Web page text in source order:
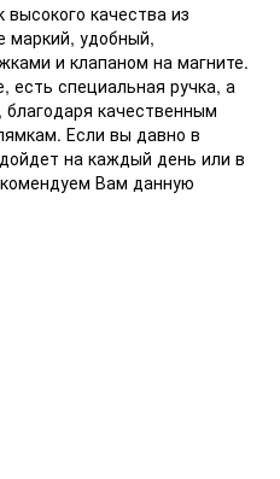
качества из
маркий, удобный,
и клапаном на магните.
есть специальная ручка, а
качественным
Если вы давно в
на каждый день или в
Вам данную